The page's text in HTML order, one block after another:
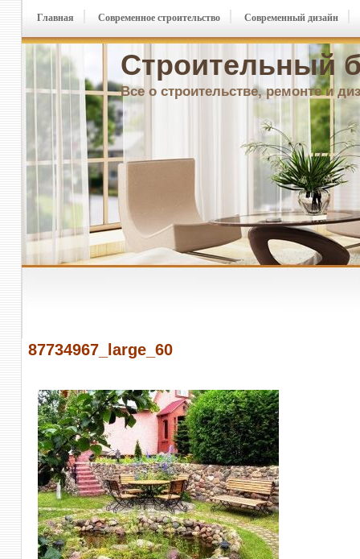
Строительный
Все о строительстве, ремонте и
Главная Современное строительство Современный дизайн
87734967_large_60